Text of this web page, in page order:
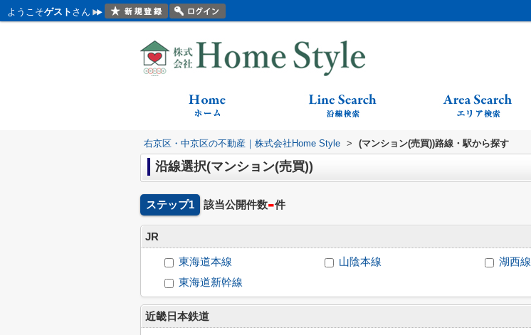
ようこそゲスト さん
右京区・中京区の不動産｜株式会社Home Style > (マンション(売買))路線・駅から探す
沿線選択(マンション(売買))
ステップ1 該当公開件数-件
JR
東海道本線 山陰本線 湖西線
東海道新幹線
近畿日本鉄道